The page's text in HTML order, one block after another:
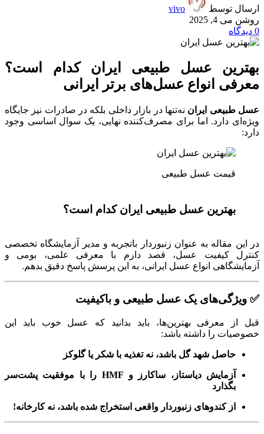
ارسال توسط
vivo
روشن می 4, 2025
0 دیدگاه
بهترین عسل طبیعی ایران کدام است؟
معرفی انواع عسل‌های برتر ایرانی
عسل طبیعی ایران نه‌تنها در بازار داخلی بلکه در صادرات نیز جایگاه
ویژه‌ای دارد. اما برای مصرف‌کننده نهایی، یک سوال اساسی وجود
دارد:
قیمت عسل طبیعی
بهترین عسل طبیعی ایران کدام است؟
در این مقاله به عنوان زنبوردار باتجربه و مدیر آزمایشگاه تخصصی
کنترل کیفیت عسل، قصد دارم با معرفی علمی، بومی و
آزمایشگاهی انواع عسل ایرانی، به این پرسش پاسخ دقیق بدهم.
✅ ویژگی‌های یک عسل طبیعی و باکیفیت
قبل از معرفی بهترین‌ها، باید بدانید که عسل خوب باید این
خصوصیات را داشته باشد:
حاصل شهد گل باشد، نه تغذیه با شکر یا گلوکز
آزمایش دیاستاز، ساکارز و HMF را با موفقیت پشت‌سر
بگذارد
از کندوهای زنبوردار واقعی استخراج شده باشد، نه کارخانه!